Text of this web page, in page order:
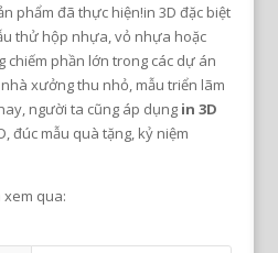
phẩm đã thực hiện!in 3D đặc biệt
thử hộp nhựa, vỏ nhựa hoặc
chiếm phần lớn trong các dự án
xưởng thu nhỏ, mẫu triển lãm
người ta cũng áp dụng in 3D
đúc mẫu quà tặng, kỷ niệm
xem qua: